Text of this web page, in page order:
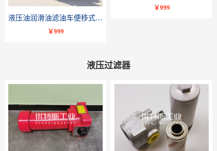
液压油润滑油滤油车便移式滤油机LYC-B系列-优特斯工业科技
￥999
￥999
液压过滤器